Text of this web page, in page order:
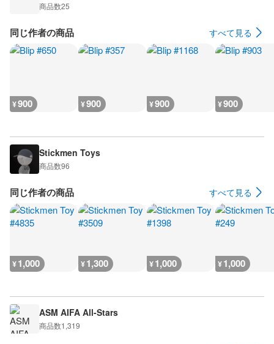
商品数25
同じ作者の商品 すべて見る
¥900 ¥900 ¥900 ¥900
Stickmen Toys
商品数96
同じ作者の商品 すべて見る
¥1,000 ¥1,300 ¥1,000 ¥1,000
ASM AIFA All-Stars
商品数1,319